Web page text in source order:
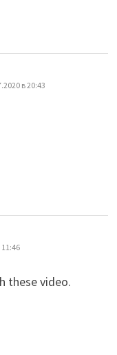
в 20:43
11:46
these video.